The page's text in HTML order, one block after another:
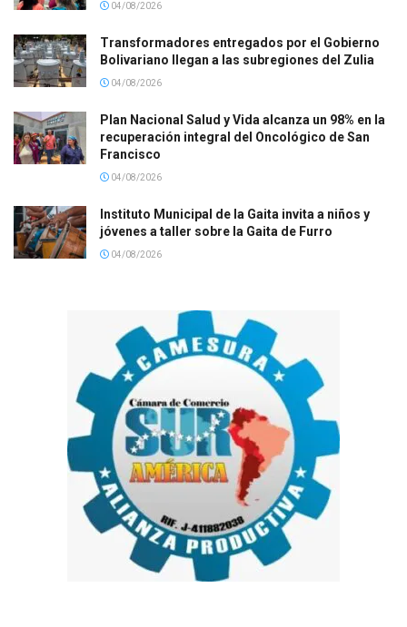
04/08/2026
Transformadores entregados por el Gobierno
Bolivariano llegan a las subregiones del Zulia
04/08/2026
Plan Nacional Salud y Vida alcanza un 98% en la
recuperación integral del Oncológico de San
Francisco
04/08/2026
Instituto Municipal de la Gaita invita a niños y
jóvenes a taller sobre la Gaita de Furro
04/08/2026